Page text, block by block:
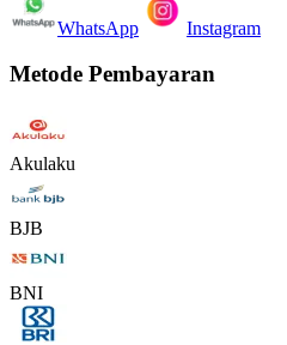
WhatsApp Instagram
Metode Pembayaran
Akulaku
BJB
BNI